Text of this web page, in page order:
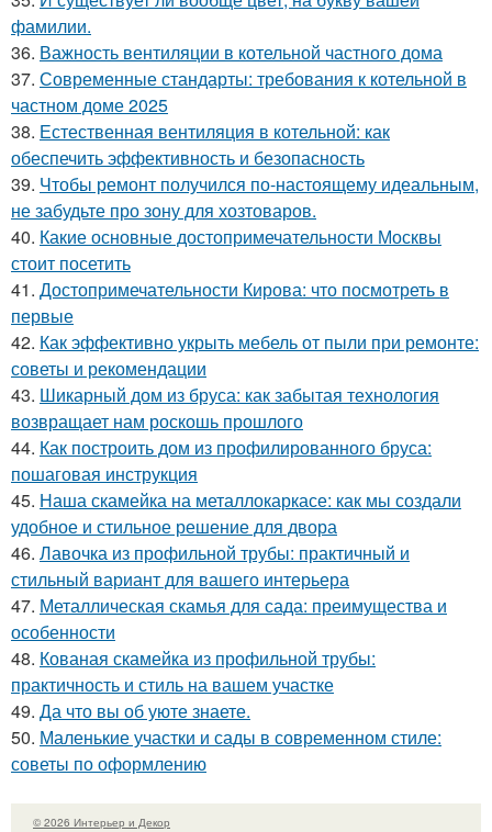
фамилии.
36. Важность вентиляции в котельной частного дома
37. Современные стандарты: требования к котельной в
частном доме 2025
38. Естественная вентиляция в котельной: как
обеспечить эффективность и безопасность
39. Чтобы ремонт получился по-настоящему идеальным,
не забудьте про зону для хозтоваров.
40. Какие основные достопримечательности Москвы
стоит посетить
41. Достопримечательности Кирова: что посмотреть в
первые
42. Как эффективно укрыть мебель от пыли при ремонте:
советы и рекомендации
43. Шикарный дом из бруса: как забытая технология
возвращает нам роскошь прошлого
44. Как построить дом из профилированного бруса:
пошаговая инструкция
45. Наша скамейка на металлокаркасе: как мы создали
удобное и стильное решение для двора
46. Лавочка из профильной трубы: практичный и
стильный вариант для вашего интерьера
47. Металлическая скамья для сада: преимущества и
особенности
48. Кованая скамейка из профильной трубы:
практичность и стиль на вашем участке
49. Да что вы об уюте знаете.
50. Маленькие участки и сады в современном стиле:
советы по оформлению
© 2026 Интерьер и Декор